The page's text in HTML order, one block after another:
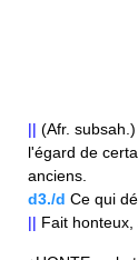
|| (Afr.
l'égard de
anciens.
d3./d Ce qui
|| Fait